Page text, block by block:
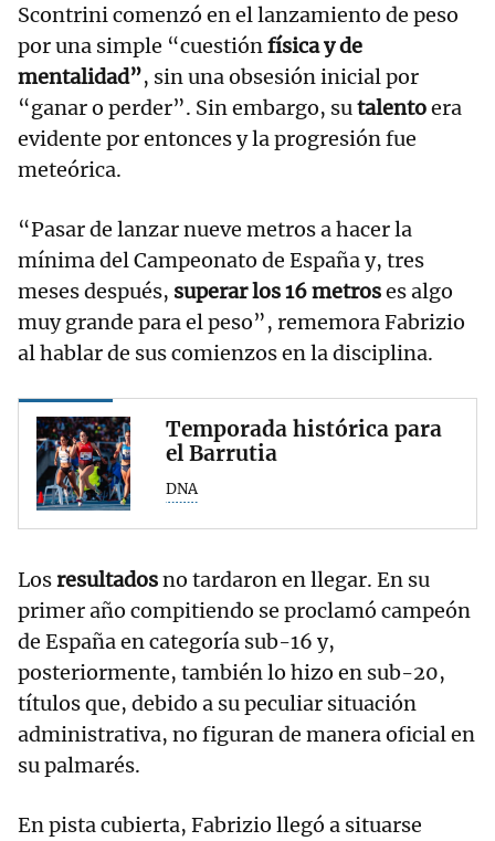
Scontrini comenzó en el lanzamiento de peso
por una simple “cuestiónfísica y de
mentalidad”, sin una obsesión inicial por
“ganar o perder”. Sin embargo, sutalentoera
evidente por entonces y la progresión fue
meteórica.
“Pasar de lanzar nueve metros a hacer la
mínima del Campeonato de España y, tres
meses después, superar los 16 metroses algo
muy grande para el peso”, rememora Fabrizio
al hablar de sus comienzos en la disciplina.
Temporada histórica para
el Barrutia
DNA
Losresultadosno tardaron en llegar. En su
primer año compitiendo se proclamó campeón
de España en categoría sub-16 y,
posteriormente, también lo hizo en sub-20,
títulos que, debido a su peculiar situación
administrativa, no figuran de manera oficial en
su palmarés.
En pista cubierta, Fabrizio llegó a situarse